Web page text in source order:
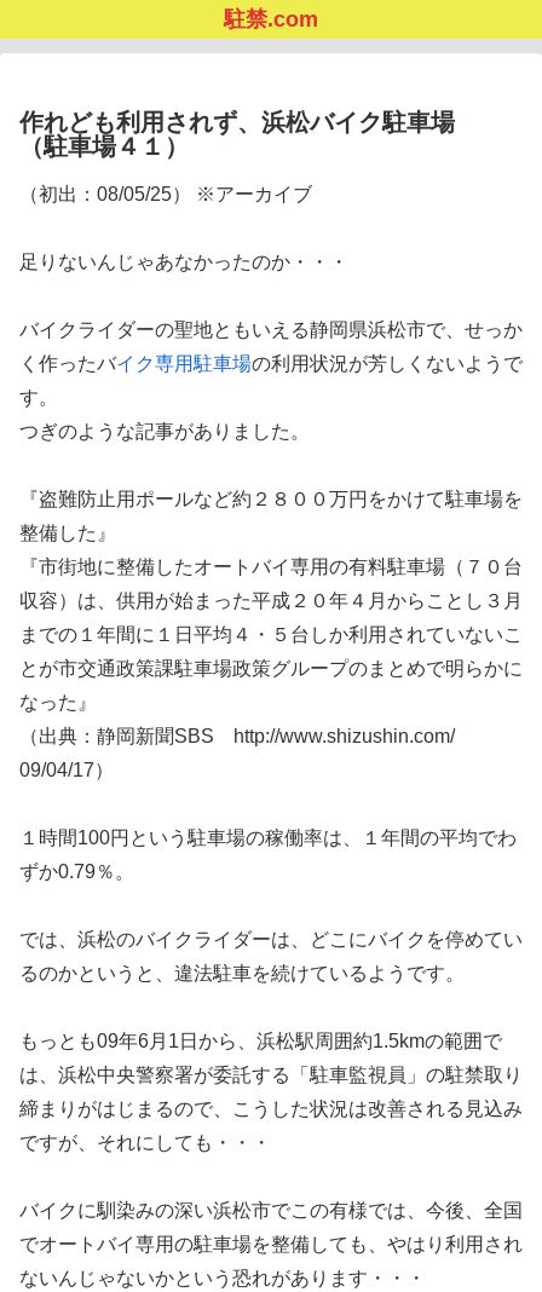
駐禁.com
作れども利用されず、浜松バイク駐車場
（駐車場４１）
（初出：08/05/25） ※アーカイブ
足りないんじゃあなかったのか・・・
バイクライダーの聖地ともいえる静岡県浜松市で、せっか
く作ったバイク専用駐車場の利用状況が芳しくないようで
す。
つぎのような記事がありました。
『盗難防止用ポールなど約２８００万円をかけて駐車場を
整備した』
『市街地に整備したオートバイ専用の有料駐車場（７０台
収容）は、供用が始まった平成２０年４月からことし３月
までの１年間に１日平均４・５台しか利用されていないこ
とが市交通政策課駐車場政策グループのまとめで明らかに
なった』
（出典：静岡新聞SBS http://www.shizushin.com/
09/04/17）
１時間100円という駐車場の稼働率は、１年間の平均でわ
ずか0.79％。
では、浜松のバイクライダーは、どこにバイクを停めてい
るのかというと、違法駐車を続けているようです。
もっとも09年6月1日から、浜松駅周囲約1.5kmの範囲で
は、浜松中央警察署が委託する「駐車監視員」の駐禁取り
締まりがはじまるので、こうした状況は改善される見込み
ですが、それにしても・・・
バイクに馴染みの深い浜松市でこの有様では、今後、全国
でオートバイ専用の駐車場を整備しても、やはり利用され
ないんじゃないかという恐れがあります・・・